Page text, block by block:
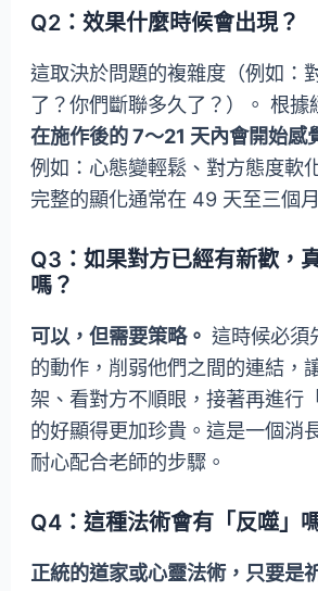
Q2：效果什麼時候會出現？
這取決於問題的複雜度（例如：
了？你們斷聯多久了？）。 根據
在施作後的 7～21 天內會開始感
例如：心態變輕鬆、對方態度軟
完整的顯化通常在 49 天至三個
Q3：如果對方已經有新歡，
嗎？
可以，但需要策略。 這時候必須
的動作，削弱他們之間的連結，
架、看對方不順眼，接著再進行
的好顯得更加珍貴。這是一個消
耐心配合老師的步驟。
Q4：這種法術會有「反噬」
正統的道家或心靈法術，只要是